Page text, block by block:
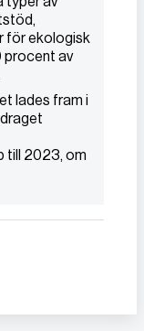
för ekologisk
procent av
lades fram i
till 2023, om